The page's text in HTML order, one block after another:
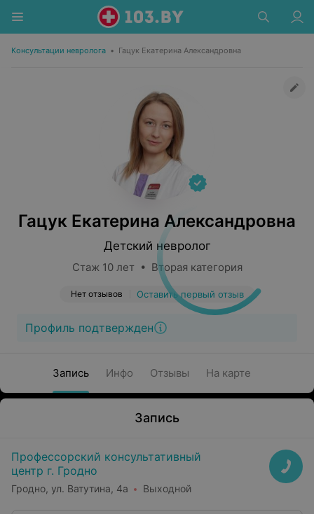
Консультации невролога • Гацук Екатерина Александровна
Гацук Екатерина Александровна
Детский невролог
Стаж 10 лет • Вторая категория
Нет отзывов Оставить первый отзыв
Профиль подтвержден
Запись Инфо Отзывы На карте
Запись
Профессорский консультативный
центр г. Гродно
Гродно, ул. Ватутина, 4а Выходной